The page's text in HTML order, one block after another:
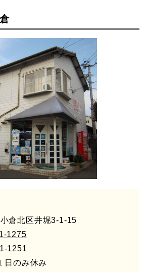
倉北区井堀3-1-15
1275
1251
日のみ休み